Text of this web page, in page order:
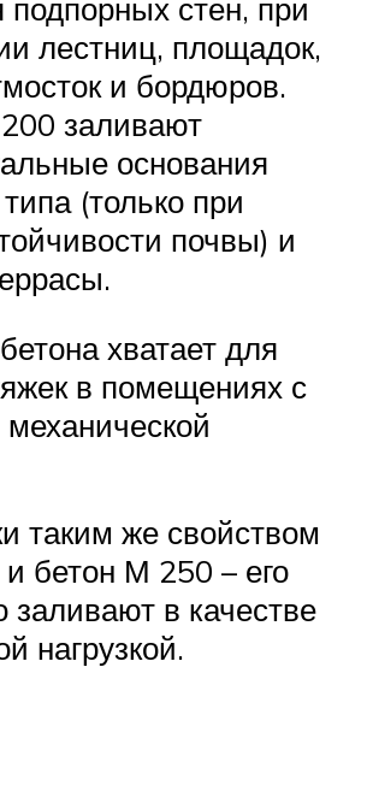
подпорных стен, при
лестниц, площадок,
и бордюров.
заливают
основания
(только при
почвы) и
хватает для
в помещениях с
таким же свойством
и бетон М 250 – его
заливают в качестве
нагрузкой.